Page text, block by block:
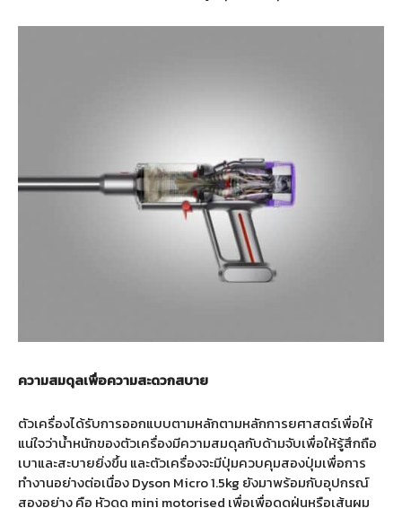
ความสมดุลเพื่อความสะดวกสบาย
ตัวเครื่องได้รับการออกแบบตามหลักตามหลักการยศาสตร์เพื่อให้
แน่ใจว่าน้ำหนักของตัวเครื่องมีความสมดุลกับด้ามจับเพื่อให้รู้สึกถือ
เบาและสะบายยิ่งขึ้น และตัวเครื่องจะมีปุ่มควบคุมสองปุ่มเพื่อการ
ทำงานอย่างต่อเนื่อง Dyson Micro 1.5kg ยังมาพร้อมกับอุปกรณ์
สองอย่าง คือ หัวดูด mini motorised เพื่อเพื่อดูดฝุ่นหรือเส้นผม